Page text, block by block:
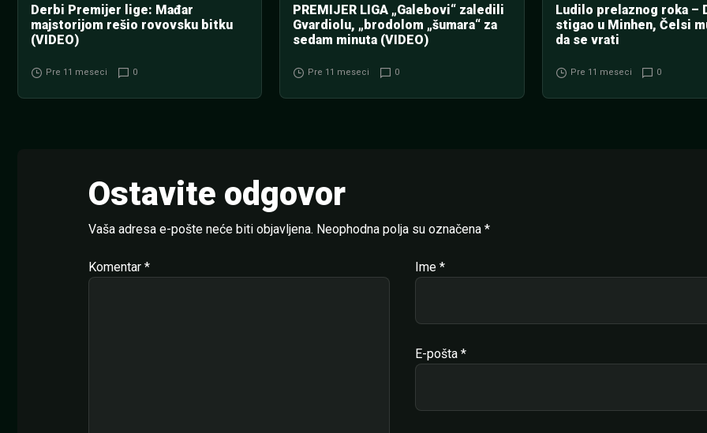
Derbi Premijer lige: Mađar
majstorijom rešio rovovsku bitku
(VIDEO)
Pre 11 meseci 0
PREMIJER LIGA „Galebovi“ zaledili
Gvardiolu, „brodolom „šumara“ za
sedam minuta (VIDEO)
Pre 11 meseci 0
Ludilo prelaznog roka –
stigao u Minhen, Čelsi
da se vrati
Pre 11 meseci 0
Ostavite odgovor
Vaša adresa e-pošte neće biti objavljena. Neophodna polja su označena *
Komentar * Ime *
E-pošta *